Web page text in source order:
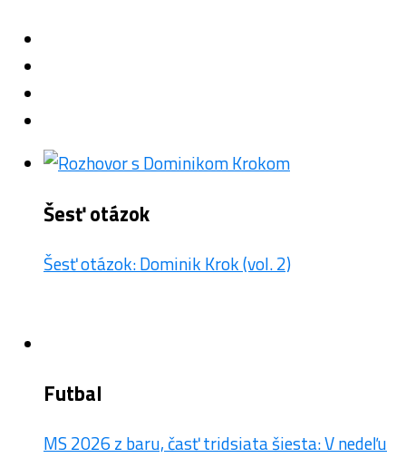
Šesť otázok
Šesť otázok: Dominik Krok (vol. 2)
Futbal
MS 2026 z baru, časť tridsiata šiesta: V nedeľu